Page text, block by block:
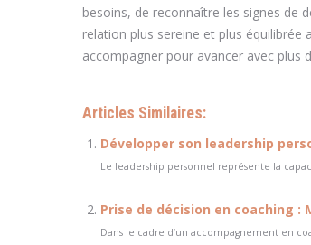
besoins, de reconnaître les signes de
relation plus sereine et plus équilibrée
accompagner pour avancer avec plus
Articles Similaires:
Développer son leadership
Le leadership personnel représente la
Prise de décision en coaching
Dans le cadre d’un accompagnement en